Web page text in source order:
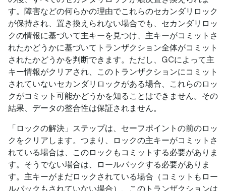
す。障害などの何らかの理由でこれらのセカンダリロック
が保持され、置き換えられない場合でも、セカンダリロッ
クの情報に基づいて主キーを見つけ、主キーがコミットさ
れたかどうかに基づいてトランザクション全体がコミット
されたかどうかを判断できます。ただし、GCによって主
キー情報がクリアされ、このトランザクションにコミット
されていないセカンダリロックがある場合、これらのロッ
クがコミット可能かどうかを知ることはできません。その
結果、データの整合性は保証されません。
「ロックの解決」ステップは、セーフポイントの前のロッ
クをクリアします。つまり、ロックの主キーがコミットさ
れている場合は、このロックもコミットする必要がありま
す。そうでない場合は、ロールバックする必要がありま
す。主キーがまだロックされている場合（コミットもロー
ルバックもされていない場合）、このトランザクションは